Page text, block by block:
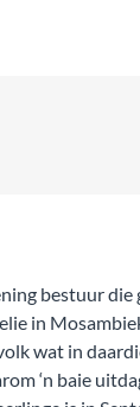
bestuur die
in
wat in
‘n baie